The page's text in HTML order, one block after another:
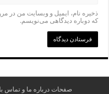
ذخیره نام، ایمیل و وبسایت من در
که دوباره دیدگاهی می‌نویسم.
صفحات درباره ما و تماس